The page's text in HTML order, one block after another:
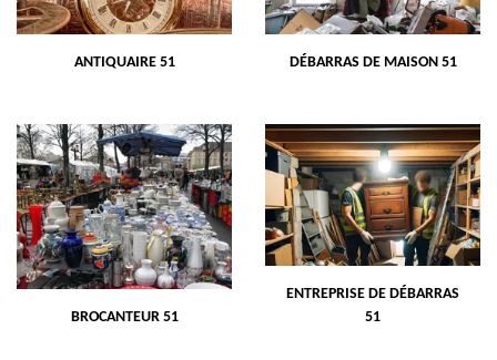
ANTIQUAIRE 51 DÉBARRAS DE MAISON 51
BROCANTEUR 51
ENTREPRISE DE DÉBARRAS
51